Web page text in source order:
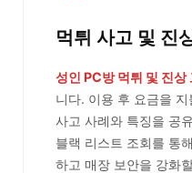
먹튀 사고 및 진
성인 PC방 먹튀 및 진상
니다. 이용 후 요금을
사고 사례와 특징을 공
블랙 리스트 조회를 통
하고 매장 보안을 강화